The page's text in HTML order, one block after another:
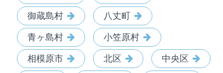
御蔵島村 八丈町
青ヶ島村 小笠原村
相模原市 北区 中央区